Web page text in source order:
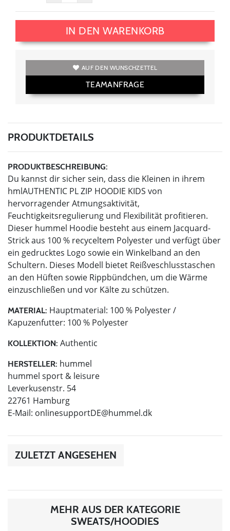
IN DEN WARENKORB
AUF DEN WUNSCHZETTEL
TEAMANFRAGE
PRODUKTDETAILS
PRODUKTBESCHREIBUNG:
Du kannst dir sicher sein, dass die Kleinen in ihrem
hmlAUTHENTIC PL ZIP HOODIE KIDS von
hervorragender Atmungsaktivität,
Feuchtigkeitsregulierung und Flexibilität profitieren.
Dieser hummel Hoodie besteht aus einem Jacquard-
Strick aus 100 % recyceltem Polyester und verfügt über
ein gedrucktes Logo sowie ein Winkelband an den
Schultern. Dieses Modell bietet Reißveschlusstaschen
an den Hüften sowie Rippbündchen, um die Wärme
einzuschließen und vor Kälte zu schützen.
MATERIAL: Hauptmaterial: 100 % Polyester /
Kapuzenfutter: 100 % Polyester
KOLLEKTION: Authentic
HERSTELLER: hummel
hummel sport & leisure
Leverkusenstr. 54
22761 Hamburg
E-Mail: onlinesupportDE@hummel.dk
ZULETZT ANGESEHEN
MEHR AUS DER KATEGORIE
SWEATS/HOODIES